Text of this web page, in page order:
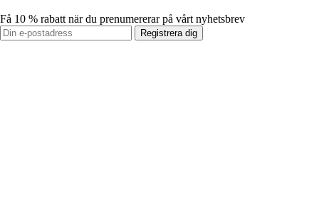
Få 10 % rabatt när du prenumererar på vårt nyhetsbrev
Registrera dig